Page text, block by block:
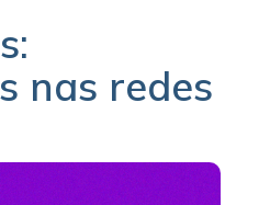
nas redes